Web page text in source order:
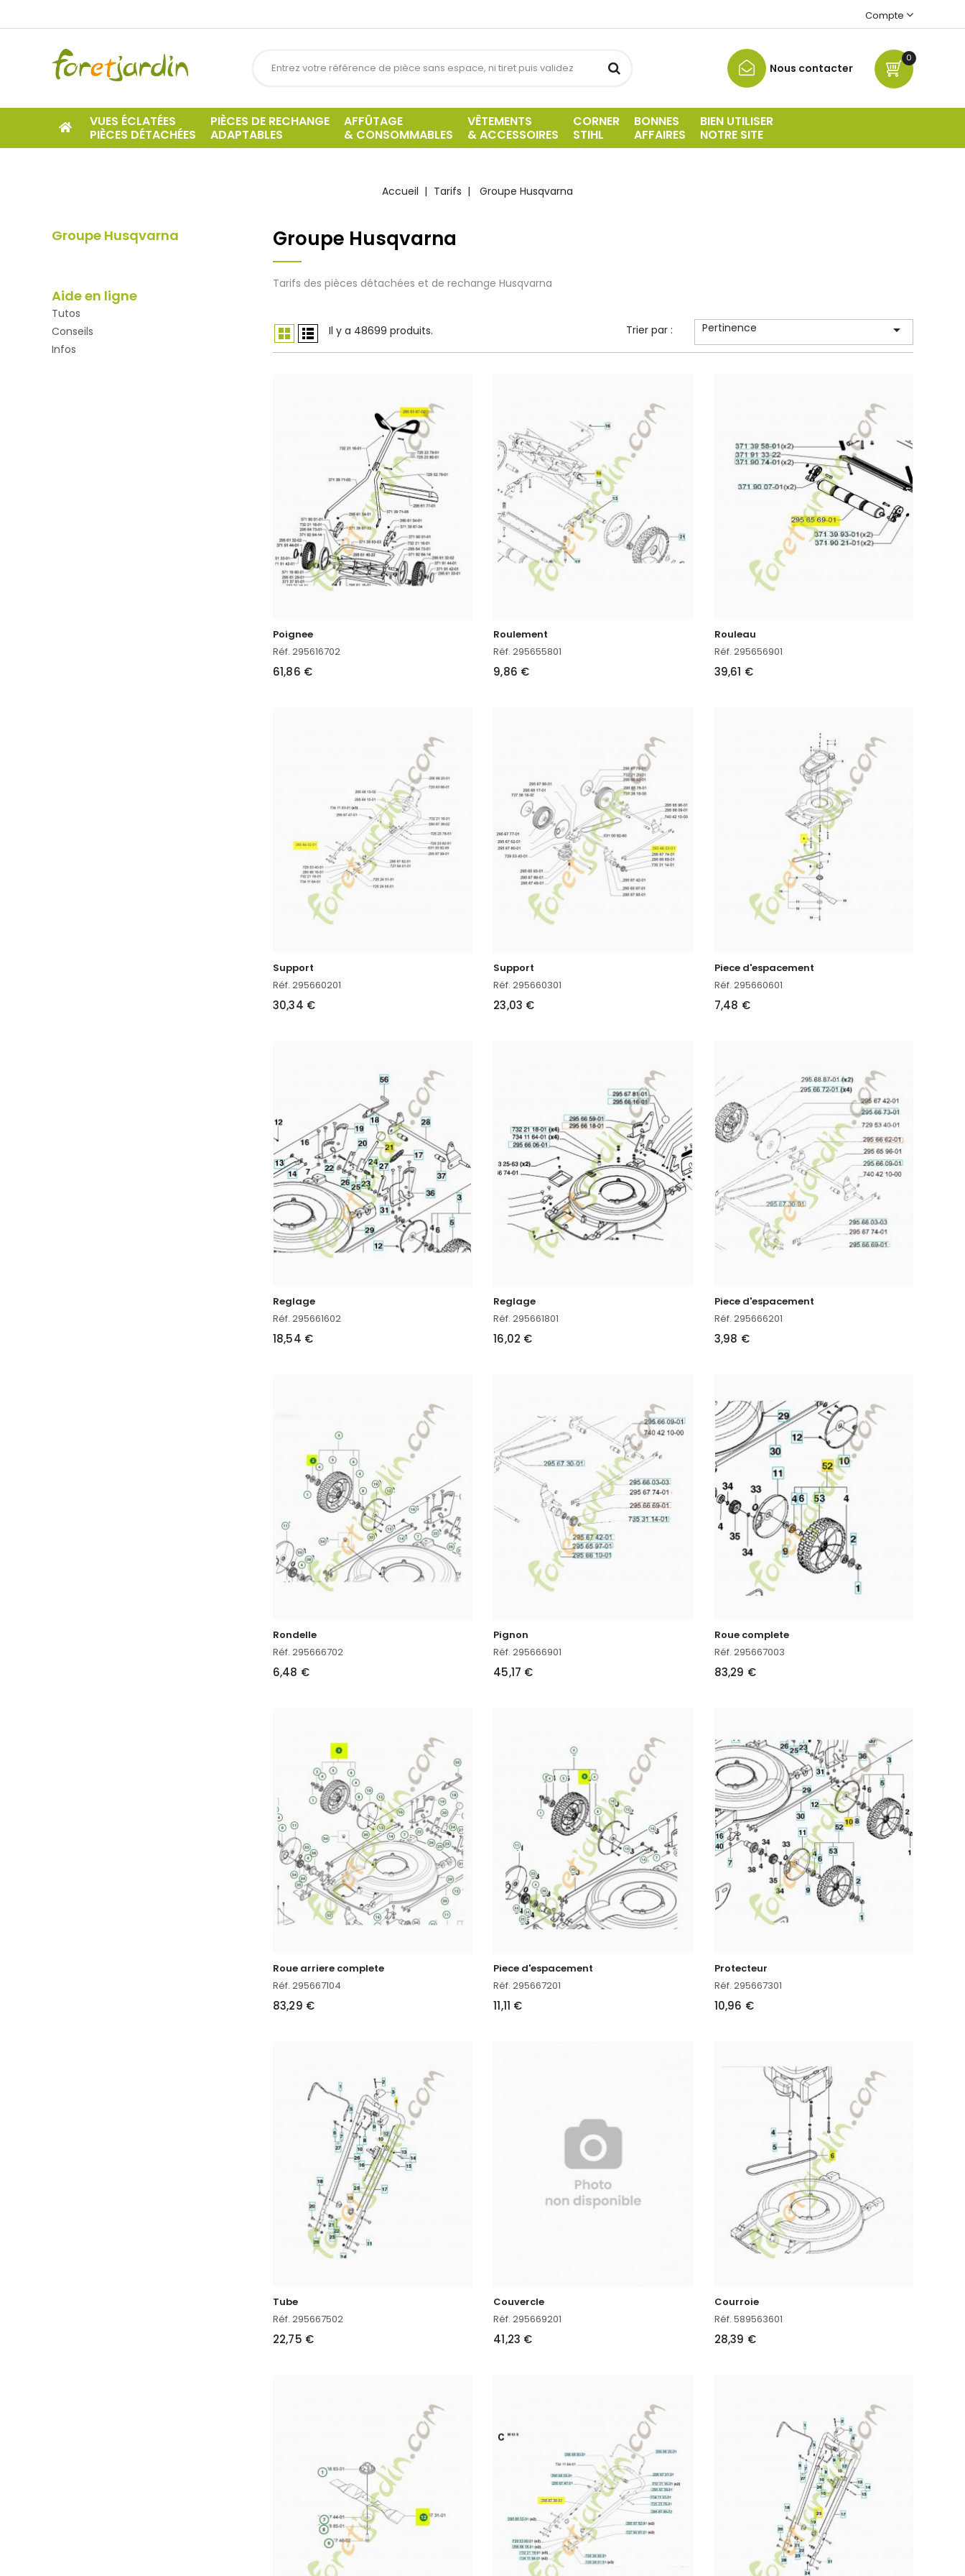
Compte
0
Nous contacter
VUES ÉCLATÉES
PIÈCES DÉTACHÉES
PIÈCES DE RECHANGE
ADAPTABLES
AFFÛTAGE
& CONSOMMABLES
VÊTEMENTS
& ACCESSOIRES
CORNER
STIHL
BONNES
AFFAIRES
BIEN UTILISER
NOTRE SITE
Accueil Tarifs Groupe Husqvarna
Groupe Husqvarna
Aide en ligne
Tutos
Conseils
Infos
Groupe Husqvarna
Tarifs des pièces détachées et de rechange Husqvarna
Il y a 48699 produits. Trier par : Pertinence 
Poignee
Réf. 295616702
61,86 €
Roulement
Réf. 295655801
9,86 €
Rouleau
Réf. 295656901
39,61 €
Support
Réf. 295660201
30,34 €
Support
Réf. 295660301
23,03 €
Piece d'espacement
Réf. 295660601
7,48 €
Reglage
Réf. 295661602
18,54 €
Reglage
Réf. 295661801
16,02 €
Piece d'espacement
Réf. 295666201
3,98 €
Rondelle
Réf. 295666702
6,48 €
Pignon
Réf. 295666901
45,17 €
Roue complete
Réf. 295667003
83,29 €
Roue arriere complete
Réf. 295667104
83,29 €
Piece d'espacement
Réf. 295667201
11,11 €
Protecteur
Réf. 295667301
10,96 €
Tube
Réf. 295667502
22,75 €
Couvercle
Réf. 295669201
41,23 €
Courroie
Réf. 589563601
28,39 €